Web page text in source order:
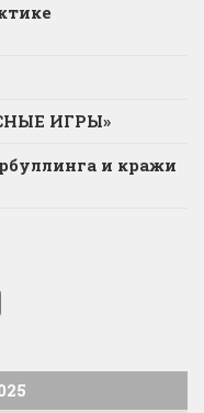
ИГРЫ»
и кражи